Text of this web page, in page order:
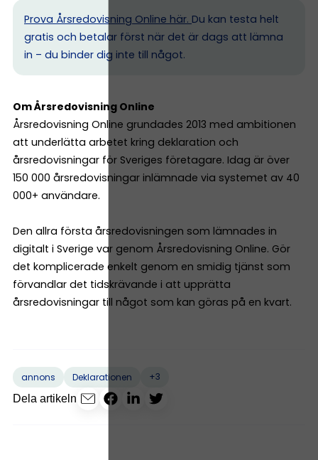
Prova Årsredovisning Online här. Du kan testa helt
gratis och betalar först när det är dags att lämna
in – du binder dig inte till något.
Om Årsredovisning Online
Årsredovisning Online grundades 2013 med ambitionen
att underlätta arbetet kring deklaration och
årsredovisningar för Sveriges företagare. Idag är över
150 000 årsredovisningar inlämnade via systemet av 40
000+ användare.
Den allra första årsredovisningen som lämnades in
digitalt i Sverige var genom Årsredovisning Online. Gör
det komplicerade enkelt genom en smidig tjänst som
förvandlar det tidskrävande i att upprätta
årsredovisningar till något som kan göras på en kvart.
annons Deklarationen
+3
Dela artikeln